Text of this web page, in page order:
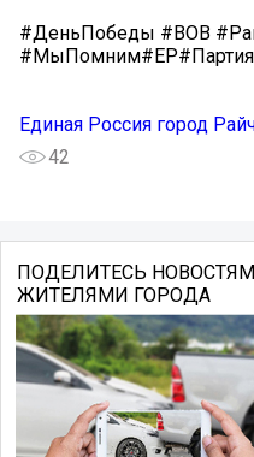
#ДеньПобеды #ВОВ
Единая Россия город
42
ПОДЕЛИТЕСЬ
ЖИТЕЛЯМИ ГОРОДА